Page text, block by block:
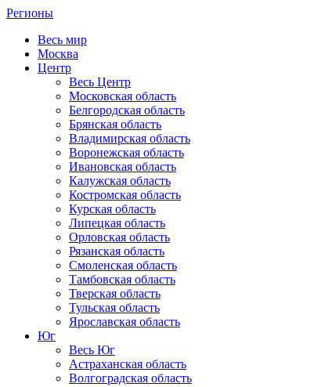
Регионы
Весь мир
Москва
Центр
Весь Центр
Московская область
Белгородская область
Брянская область
Владимирская область
Воронежская область
Ивановская область
Калужская область
Костромская область
Курская область
Липецкая область
Орловская область
Рязанская область
Смоленская область
Тамбовская область
Тверская область
Тульская область
Ярославская область
Юг
Весь Юг
Астраханская область
Волгоградская область